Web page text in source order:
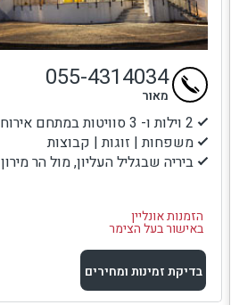
2 וילות ו- 3 סוויטות במתחם אירוח אחד
משפחות | זוגות | קבוצות
ביריה שבגליל העליון, מול הר מירון
הזמנות אונליין
באישור בעל הצימר
055-4314034
מאור
בדיקת זמינות ומחירים